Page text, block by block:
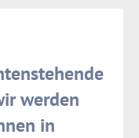
werden
in